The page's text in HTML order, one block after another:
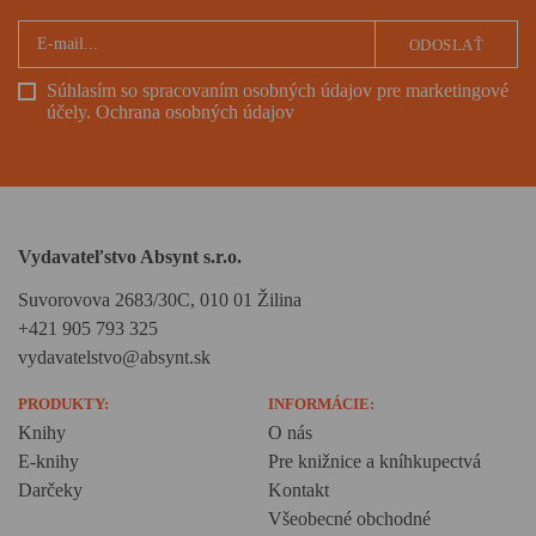
Súhlasím so spracovaním osobných údajov pre marketingové
účely. Ochrana osobných údajov
ODOSLAŤ
Vydavateľstvo Absynt s.r.o.
Suvorovova 2683/30C, 010 01 Žilina
+421 905 793 325
vydavatelstvo@absynt.sk
PRODUKTY:
Knihy
E-knihy
Darčeky
INFORMÁCIE:
O nás
Pre knižnice a kníhkupectvá
Kontakt
Všeobecné obchodné